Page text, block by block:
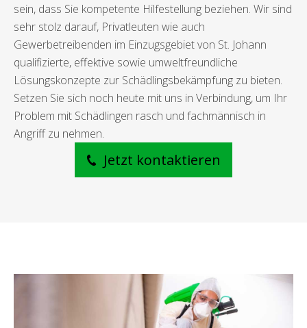
sein, dass Sie kompetente Hilfestellung beziehen. Wir sind
sehr stolz darauf, Privatleuten wie auch
Gewerbetreibenden im Einzugsgebiet von St. Johann
qualifizierte, effektive sowie umweltfreundliche
Lösungskonzepte zur Schädlingsbekämpfung zu bieten.
Setzen Sie sich noch heute mit uns in Verbindung, um Ihr
Problem mit Schädlingen rasch und fachmännisch in
Angriff zu nehmen.
Jetzt kontaktieren